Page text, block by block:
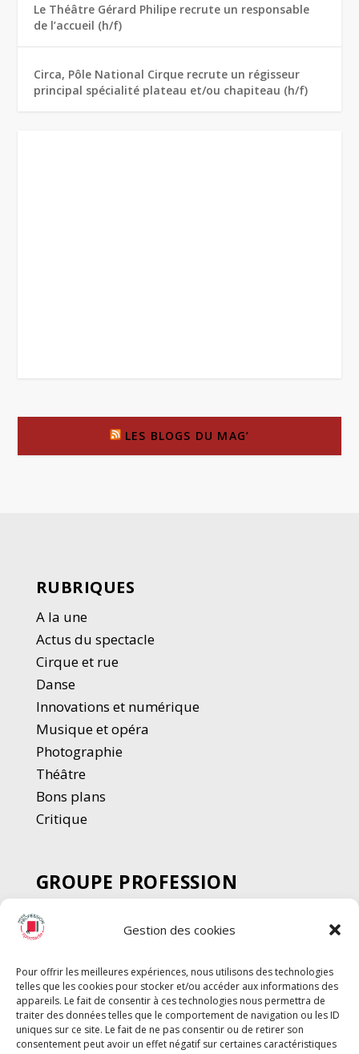
Gestion des cookies
Pour offrir les meilleures expériences, nous utilisons des technologies
telles que les cookies pour stocker et/ou accéder aux informations des
appareils. Le fait de consentir à ces technologies nous permettra de
traiter des données telles que le comportement de navigation ou les ID
uniques sur ce site. Le fait de ne pas consentir ou de retirer son
consentement peut avoir un effet négatif sur certaines caractéristiques
Le Théâtre Gérard Philipe recrute un responsable
de l’accueil (h/f)
Circa, Pôle National Cirque recrute un régisseur
principal spécialité plateau et/ou chapiteau (h/f)
LES BLOGS DU MAG’
RUBRIQUES
A la une
Actus du spectacle
Cirque et rue
Danse
Innovations et numérique
Musique et opéra
Photographie
Théâtre
Bons plans
Critique
GROUPE PROFESSION
SPECTACLE
Chèque Intermittents
Chèque Compta
Chèque Emploi Spectacle
G-Pods
Profession Audio-visuel